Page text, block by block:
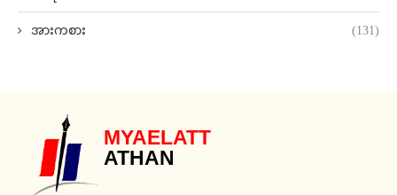
အားကစား (131)
MYAELATT
ATHAN